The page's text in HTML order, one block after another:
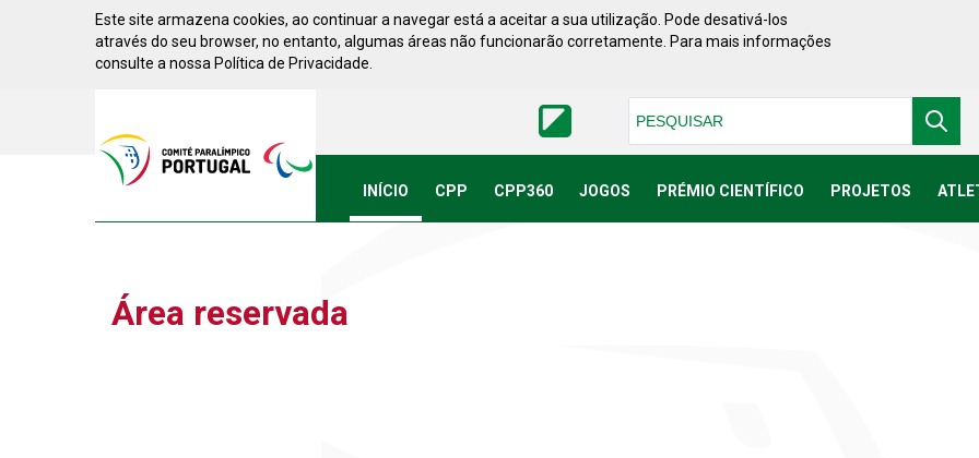
Saltar para conteúdoEste site armazena cookies, ao continuar a navegar está a aceitar a sua utilização. Pode desativá-los
através do seu browser, no entanto, algumas áreas não funcionarão corretamente. Para mais informações
consulte a nossa Política de Privacidade.
Paralimpico
de
Portugal
(Ir
INÍCIO CPP CPP360 JOGOS PRÉMIO CIENTÍFICO PROJETOS
Área reservada